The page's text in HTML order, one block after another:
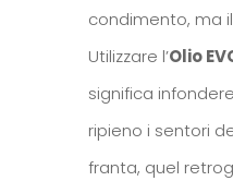
condimento, ma
Utilizzare l’Olio
significa
ripieno i sentori
franta, quel